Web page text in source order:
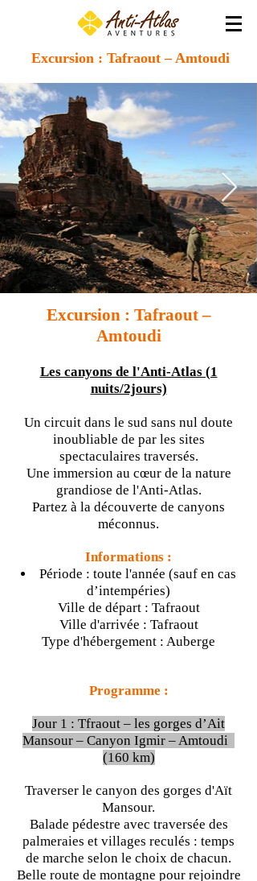
Excursion : Tafraout – Amtoudi
Excursion : Tafraout –
Amtoudi
Les canyons de l'Anti-Atlas (1
nuits/2jours)
Un circuit dans le sud sans nul doute
inoubliable de par les sites
spectaculaires traversés.
Une immersion au cœur de la nature
grandiose de l'Anti-Atlas.
Partez à la découverte de canyons
méconnus.
Informations :
Période : toute l'année (sauf en cas
d’intempéries)
Ville de départ : Tafraout
Ville d'arrivée : Tafraout
Type d'hébergement : Auberge
Programme :
Jour 1 : Tfraout – les gorges d’Ait
Mansour – Canyon Igmir – Amtoudi
(160 km)
Traverser le canyon des gorges d'Aït
Mansour.
Balade pédestre avec traversée des
palmeraies et villages reculés : temps
de marche selon le choix de chacun.
Belle route de montagne pour rejoindre